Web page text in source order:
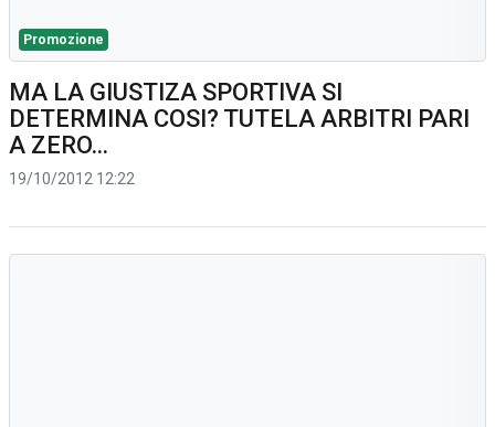
Promozione
MA LA GIUSTIZA SPORTIVA SI
DETERMINA COSI? TUTELA ARBITRI PARI
A ZERO...
19/10/2012 12:22